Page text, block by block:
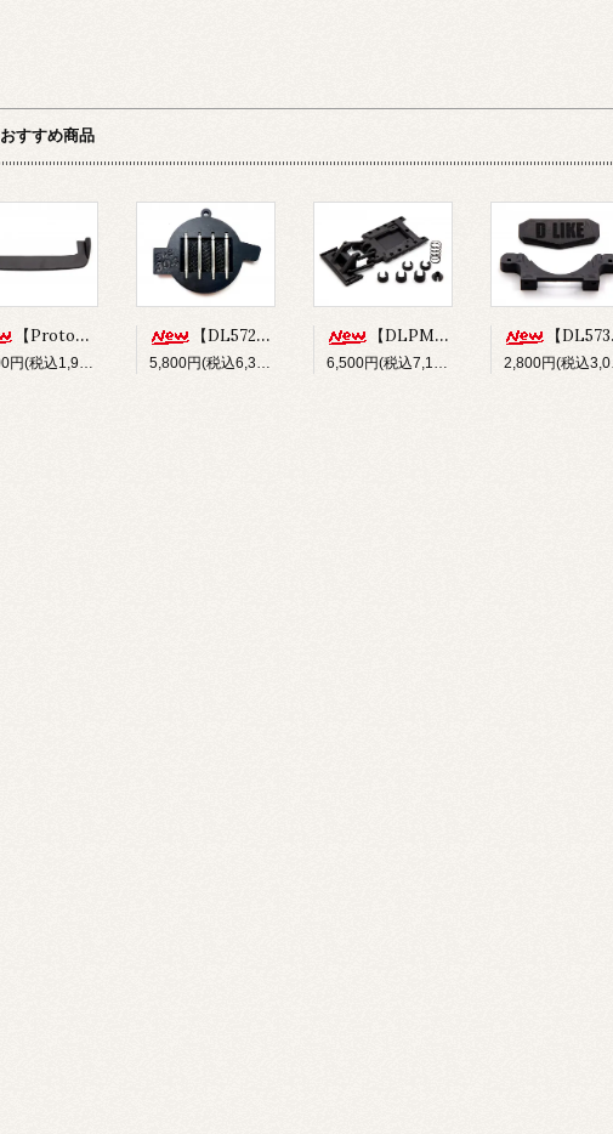
おすすめ商品
【Prototype34】フロントディフューザー
1,800円(税込1,980円)
【DL572】SUS304 ステンレスショックシャフト(φ3x33.5mm)
5,800円(税込6,380円)
【DLPM-OP02】Rear LinkSus for DLPM
6,500円(税込7,150円)
【DL573】バンパー&フロントボディマウントセット(for Re-R HYBRID)